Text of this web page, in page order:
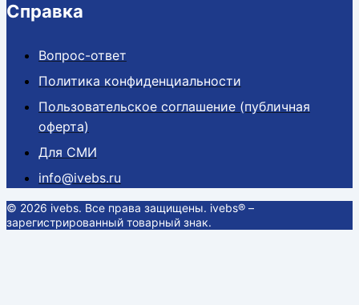
Справка
Вопрос-ответ
Политика конфиденциальности
Пользовательское соглашение (публичная
оферта)
Для СМИ
info@ivebs.ru
© 2026 ivebs. Все права защищены. ivebs® –
зарегистрированный товарный знак.